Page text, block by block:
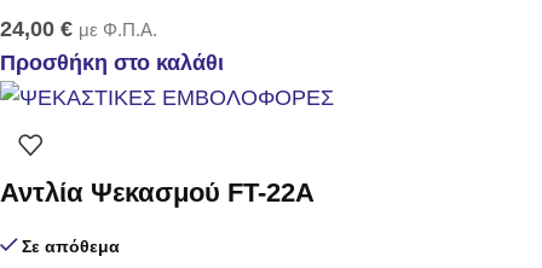
24,00 € με Φ.Π.Α.
Προσθήκη στο καλάθι
Αντλία Ψεκασμού FT-22Α
Σε απόθεμα